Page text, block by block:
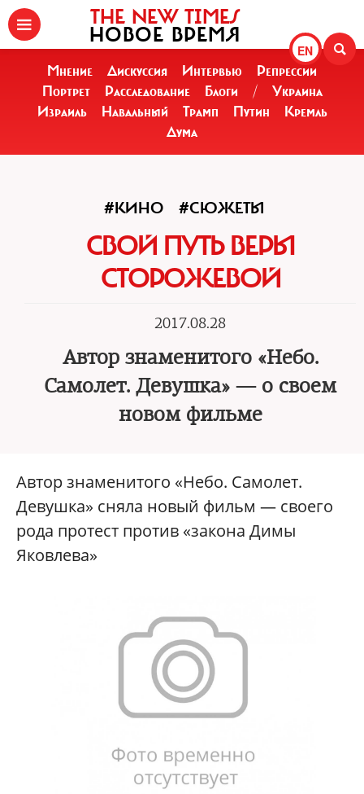
EN
THE NEW TIMES
НОВОЕ ВРЕМЯ
Мнение Дискуссия Интервью
Репрессии
Портрет
Расследование Блоги /
Украина
Израиль
Навальный Трамп Путин
Кремль
Дума
#КИНО #СЮЖЕТЫ
СВОЙ ПУТЬ ВЕРЫ
СТОРОЖЕВОЙ
2017.08.28
Автор знаменитого «Небо.
Самолет. Девушка» — о своем
новом фильме
Автор знаменитого «Небо. Самолет.
Девушка» сняла новый фильм — своего
рода протест против «закона Димы
Яковлева»